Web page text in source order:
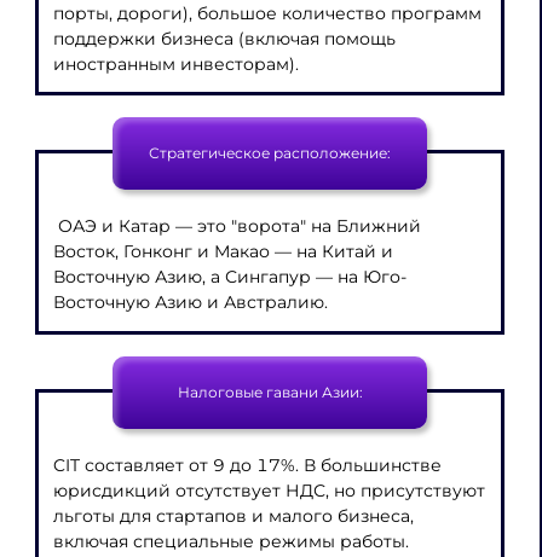
порты, дороги), большое количество программ
поддержки бизнеса (включая помощь
иностранным инвесторам).
Стратегическое расположение:
ОАЭ и Катар — это "ворота" на Ближний
Восток, Гонконг и Макао — на Китай и
Восточную Азию, а Сингапур — на Юго-
Восточную Азию и Австралию.
Налоговые гавани Азии:
CIT составляет от 9 до 17%. В большинстве
юрисдикций отсутствует НДС, но присутствуют
льготы для стартапов и малого бизнеса,
включая специальные режимы работы.